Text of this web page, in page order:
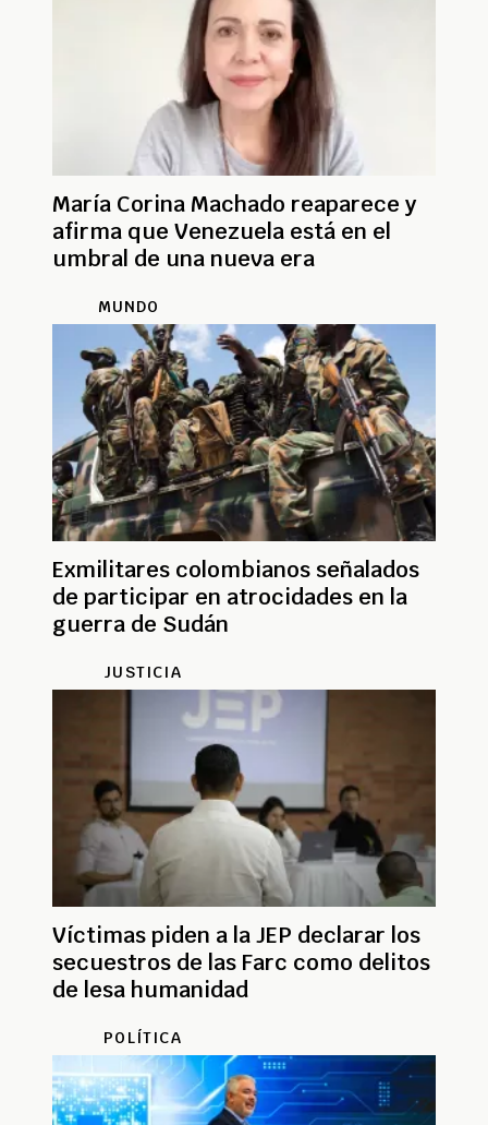
María Corina Machado reaparece y
afirma que Venezuela está en el
umbral de una nueva era
MUNDO
Exmilitares colombianos señalados
de participar en atrocidades en la
guerra de Sudán
JUSTICIA
Víctimas piden a la JEP declarar los
secuestros de las Farc como delitos
de lesa humanidad
POLÍTICA